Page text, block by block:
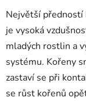
Největší předností
je vysoká
mladých rostlin a
systému. Kořeny
zastaví se při
se růst kořenů